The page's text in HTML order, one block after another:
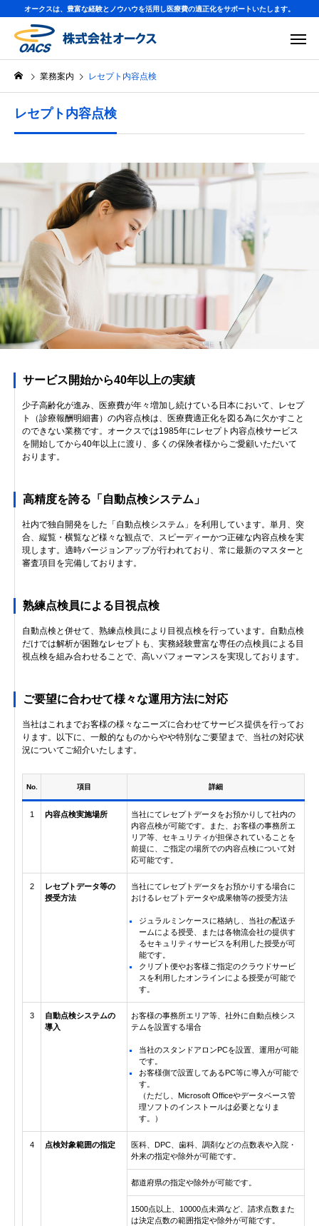
オークスは、豊富な経験とノウハウを活用し医療費の適正化をサポートいたします。
業務案内 レセプト内容点検
レセプト内容点検
サービス開始から40年以上の実績
少子高齢化が進み、医療費が年々増加し続けている日本において、レセプ
ト（診療報酬明細書）の内容点検は、医療費適正化を図る為に欠かすこと
のできない業務です。オークスでは1985年にレセプト内容点検サービス
を開始してから40年以上に渡り、多くの保険者様からご愛顧いただいて
おります。
高精度を誇る「自動点検システム」
社内で独自開発をした「自動点検システム」を利用しています。単月、突
合、縦覧・横覧など様々な観点で、スピーディーかつ正確な内容点検を実
現します。適時バージョンアップが行われており、常に最新のマスターと
審査項目を完備しております。
熟練点検員による目視点検
自動点検と併せて、熟練点検員により目視点検を行っています。自動点検
だけでは解析が困難なレセプトも、実務経験豊富な専任の点検員による目
視点検を組み合わせることで、高いパフォーマンスを実現しております。
ご要望に合わせて様々な運用方法に対応
当社はこれまでお客様の様々なニーズに合わせてサービス提供を行ってお
ります。以下に、一般的なものからやや特別なご要望まで、当社の対応状
況についてご紹介いたします。
No. 項目 詳細
1 内容点検実施場所
当社にてレセプトデータをお預かりして社内の
内容点検が可能です。また、お客様の事務所エ
リア等、セキュリティが担保されていることを
前提に、ご指定の場所での内容点検について対
応可能です。
2
レセプトデータ等の
授受方法
当社にてレセプトデータをお預かりする場合に
おけるレセプトデータや成果物等の授受方法
ジュラルミンケースに格納し、当社の配送チ
ームによる授受、または各物流会社の提供す
るセキュリティサービスを利用した授受が可
能です。
クリプト便やお客様ご指定のクラウドサービ
スを利用したオンラインによる授受が可能で
す。
3
自動点検システムの
導入
お客様の事務所エリア等、社外に自動点検シス
テムを設置する場合
当社のスタンドアロンPCを設置、運用が可能
です。
お客様側で設置してあるPC等に導入が可能で
す。
（ただし、Microsoft Officeやデータベース管
理ソフトのインストールは必要となりま
す。）
4 点検対象範囲の指定
医科、DPC、歯科、調剤などの点数表や入院・
外来の指定や除外が可能です。
都道府県の指定や除外が可能です。
1500点以上、10000点未満など、請求点数また
は決定点数の範囲指定や除外が可能です。